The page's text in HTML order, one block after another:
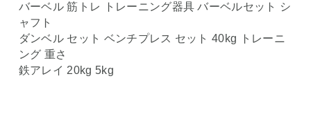
バーベル 筋トレ トレーニング器具 バーベルセット シ
ャフト
ダンベル セット ベンチプレス セット 40kg トレーニ
ング 重さ
鉄アレイ 20kg 5kg